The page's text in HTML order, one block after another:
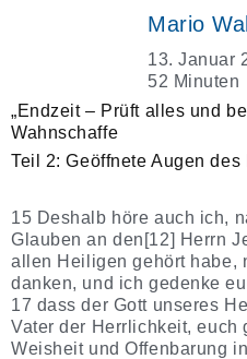
Mario
13. Januar
52 Minuten
„Endzeit – Prüft alles und
Wahnschaffe
Teil 2: Geöffnete Augen des
15 Deshalb höre auch ich,
Glauben an den[12] Herrn
allen Heiligen gehört habe,
danken, und ich gedenke
17 dass der Gott unseres
Vater der Herrlichkeit, euch
Weisheit und Offenbarung